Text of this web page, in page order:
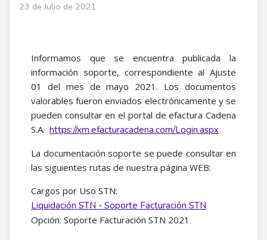
23 de Julio de 2021
Informamos que se encuentra publicada la
información soporte, correspondiente al Ajuste
01 del mes de mayo 2021. Los documentos
valorables fueron enviados electrónicamente y se
pueden consultar en el portal de efactura Cadena
S.A. https://xm.efacturacadena.com/Login.aspx
La documentación soporte se puede consultar en
las siguientes rutas de nuestra página WEB:
Cargos por Uso STN:
Liquidación STN - Soporte Facturación STN
Opción: Soporte Facturación STN 2021